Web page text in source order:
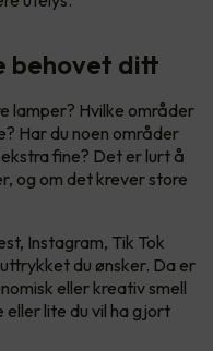
behovet ditt
lamper? Hvilke områder
Har du noen områder
fine? Det er lurt å
og om det krever store
Instagram, Tik Tok
du ønsker. Da er
eller kreativ smell
eller lite du vil ha gjort